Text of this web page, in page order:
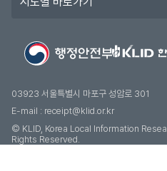
관
도
기
03923 서울특별시 마포구 성암로 301
E-mail : receipt@klid.or.kr
© KLID, Korea Local Information
Rights Reserved.